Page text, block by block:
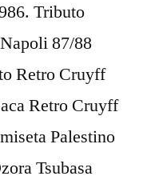
Tributo
87/88
Retro Cruyff
Retro Cruyff
Palestino
Tsubasa